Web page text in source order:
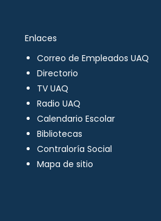
Enlaces
Correo de Empleados UAQ
Directorio
TV UAQ
Radio UAQ
Calendario Escolar
Bibliotecas
Contraloría Social
Mapa de sitio